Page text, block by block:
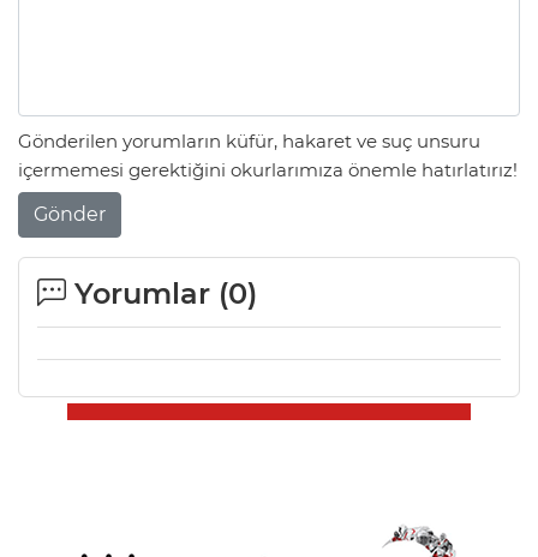
Gönderilen yorumların küfür, hakaret ve suç unsuru
içermemesi gerektiğini okurlarımıza önemle hatırlatırız!
Gönder
Yorumlar (0)